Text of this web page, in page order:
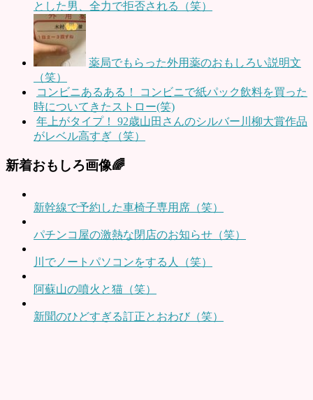
とした男、全力で拒否される（笑）
薬局でもらった外用薬のおもしろい説明文
（笑）
コンビニあるある！ コンビニで紙パック飲料を買った
時についてきたストロー(笑)
年上がタイプ！ 92歳山田さんのシルバー川柳大賞作品
がレベル高すぎ（笑）
新着おもしろ画像🌈
新幹線で予約した車椅子専用席（笑）
パチンコ屋の激熱な閉店のお知らせ（笑）
川でノートパソコンをする人（笑）
阿蘇山の噴火と猫（笑）
新聞のひどすぎる訂正とおわび（笑）